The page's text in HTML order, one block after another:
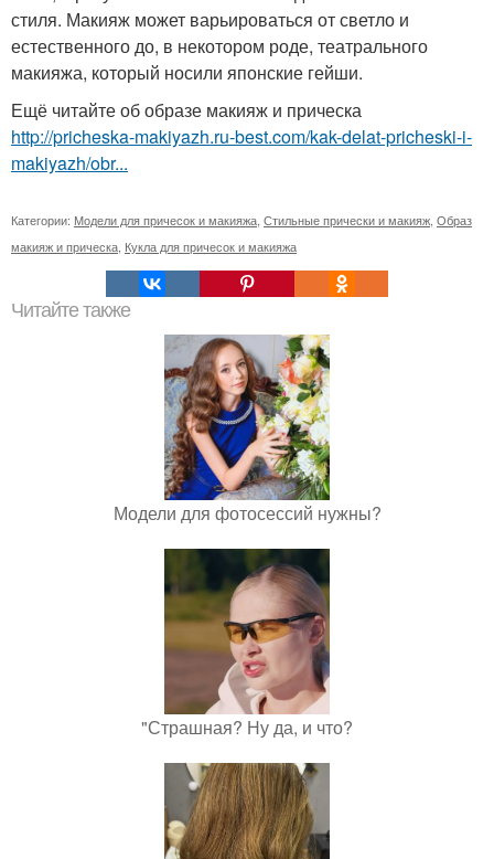
стиля. Макияж может варьироваться от светло и
естественного до, в некотором роде, театрального
макияжа, который носили японские гейши.
Ещё читайте об образе макияж и прическа
http://pricheska-makiyazh.ru-best.com/kak-delat-pricheski-i-
makiyazh/obr...
Категории: Модели для причесок и макияжа Стильные прически и макияж Образ
макияж и прическа Кукла для причесок и макияжа
Читайте также
Модели для фотосессий нужны?
"Страшная? Ну да, и что?